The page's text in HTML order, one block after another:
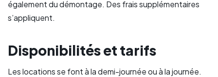
également du démontage. Des frais supplémentaires
s’appliquent.
Disponibilités et tarifs
Les locations se font à la demi-journée ou à la journée.